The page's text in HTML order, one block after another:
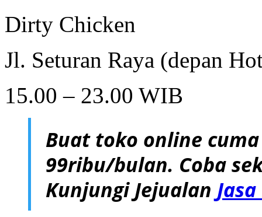
Dirty Chicken
Jl. Seturan Raya (depan
15.00 – 23.00 WIB
Buat toko online
99ribu/bulan. Coba
Kunjungi Jejualan